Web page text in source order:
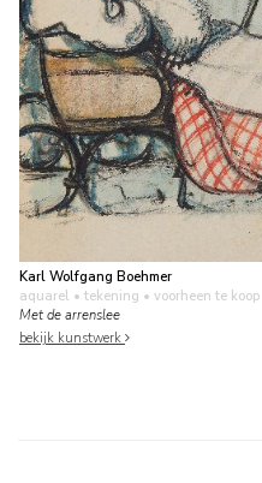
Karl Wolfgang Boehmer
aquarel • tekening • voorheen te koop
Met de arrenslee
bekijk kunstwerk